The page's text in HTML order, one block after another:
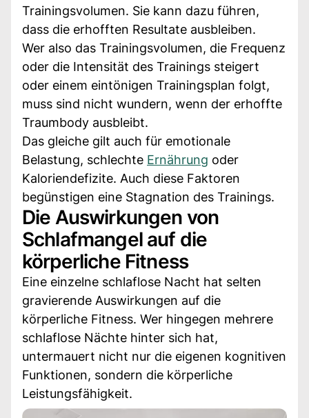
Trainingsvolumen. Sie kann dazu führen,
dass die erhofften Resultate ausbleiben.
Wer also das Trainingsvolumen, die Frequenz
oder die Intensität des Trainings steigert
oder einem eintönigen Trainingsplan folgt,
muss sind nicht wundern, wenn der erhoffte
Traumbody ausbleibt.
Das gleiche gilt auch für emotionale
Belastung, schlechte Ernährung oder
Kaloriendefizite. Auch diese Faktoren
begünstigen eine Stagnation des Trainings.
Die Auswirkungen von
Schlafmangel auf die
körperliche Fitness
Eine einzelne schlaflose Nacht hat selten
gravierende Auswirkungen auf die
körperliche Fitness. Wer hingegen mehrere
schlaflose Nächte hinter sich hat,
untermauert nicht nur die eigenen kognitiven
Funktionen, sondern die körperliche
Leistungsfähigkeit.